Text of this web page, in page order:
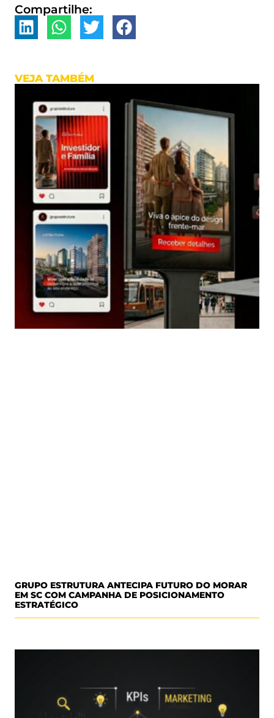
Compartilhe:
VEJA TAMBÉM
GRUPO ESTRUTURA ANTECIPA FUTURO DO MORAR
EM SC COM CAMPANHA DE POSICIONAMENTO
ESTRATÉGICO